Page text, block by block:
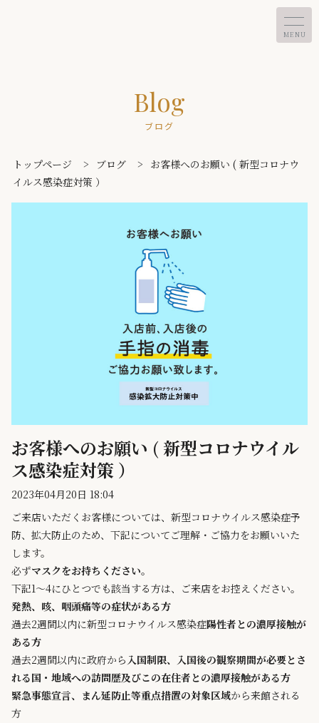
MENU
ブログ
Blog
トップページ > ブログ > お客様へのお願い ( 新型コロナウ
イルス感染症対策 ）
お客様へのお願い ( 新型コロナウイル
ス感染症対策 ）
2023年04月20日 18:04
ご来店いただくお客様については、新型コロナウイルス感染症予
防、拡大防止のため、下記についてご理解・ご協力をお願いいた
します。
必ずマスクをお持ちください。
下記1～4にひとつでも該当する方は、ご来店をお控えください。
発熱、咳、咽頭痛等の症状がある方
過去2週間以内に新型コロナウイルス感染症陽性者との濃厚接触が
ある方
過去2週間以内に政府から 入国制限、入国後の観察期間が必要とさ
れる国・地域への訪問歴及びこの在住者との濃厚接触がある方
緊急事態宣言、まん延防止等重点措置の対象区域から来館される
方